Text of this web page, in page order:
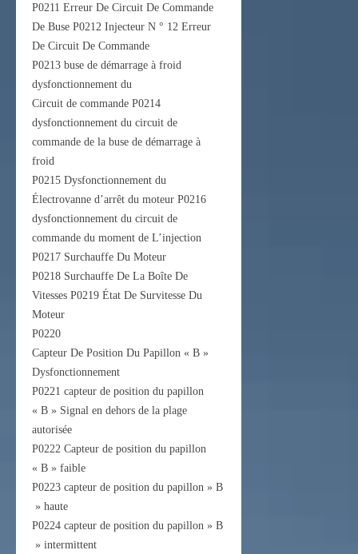
P0211 Erreur De Circuit De Commande
De Buse P0212 Injecteur N ° 12 Erreur
De Circuit De Commande
P0213 buse de démarrage à froid
dysfonctionnement du
Circuit de commande P0214
dysfonctionnement du circuit de
commande de la buse de démarrage à
froid
P0215 Dysfonctionnement du
Électrovanne d’arrêt du moteur P0216
dysfonctionnement du circuit de
commande du moment de L’injection
P0217 Surchauffe Du Moteur
P0218 Surchauffe De La Boîte De
Vitesses P0219 État De Survitesse Du
Moteur
P0220
Capteur De Position Du Papillon « B »
Dysfonctionnement
P0221 capteur de position du papillon
« B » Signal en dehors de la plage
autorisée
P0222 Capteur de position du papillon
« B » faible
P0223 capteur de position du papillon » B
» haute
P0224 capteur de position du papillon » B
» intermittent